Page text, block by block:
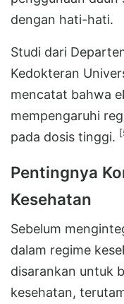
dengan hati-hati.
Studi dari
Kedokteran
mencatat bahwa
mempengaruhi
pada dosis tinggi.
Pentingnya
Kesehatan
Sebelum
dalam regime
disarankan untuk
kesehatan,